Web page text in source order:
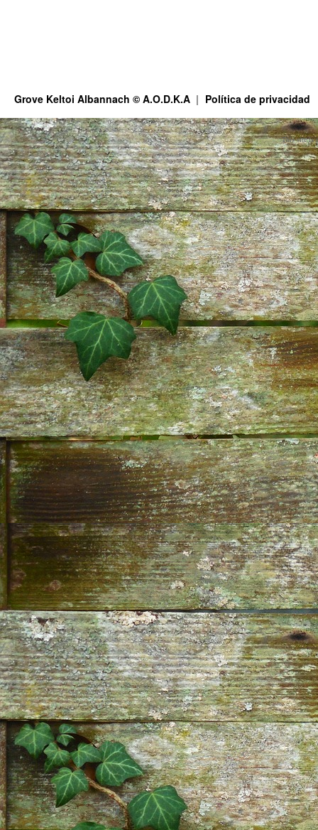
Grove Keltoi Albannach © A.O.D.K.A Política de privacidad
This site is